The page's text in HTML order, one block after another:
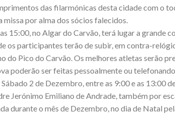
das filarmónicas desta cidade com o
missa por alma dos sócios falecidos.
15:00, no Algar do Carvão, terá lugar a grande
os participantes terão de subir, em contra-
do Pico do Carvão. Os melhores atletas serão
poderão ser feitas pessoalmente ou telefonando
2 de Dezembro, entre as 9:00 e as 13:00
Jerónimo Emiliano de Andrade, também por
durante o mês de Dezembro, no dia de Natal